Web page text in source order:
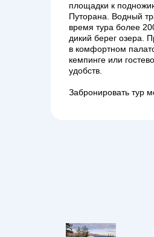
площадки к
Путорана. Водный
время тура более
дикий берег озера.
в комфортном
кемпинге или
удобств.
Забронировать тур